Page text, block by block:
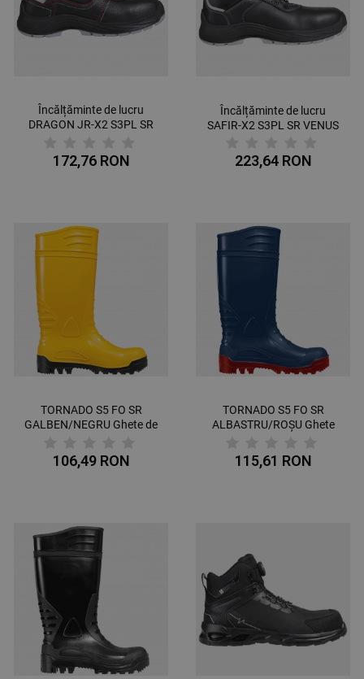
Încălțăminte de lucru
DRAGON JR-X2 S3PL SR
172,76 RON
Încălțăminte de lucru
SAFIR-X2 S3PL SR VENUS
223,64 RON
TORNADO S5 FO SR
GALBEN/NEGRU Ghete de
106,49 RON
TORNADO S5 FO SR
ALBASTRU/ROȘU Ghete
115,61 RON